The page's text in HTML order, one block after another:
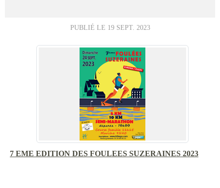
PUBLIÉ LE 19 SEPT. 2023
7 EME EDITION DES FOULEES SUZERAINES 2023